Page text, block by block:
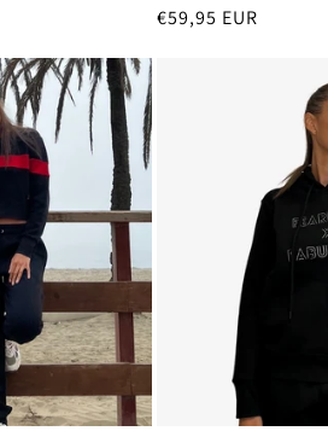
Normale
€59,95 EUR